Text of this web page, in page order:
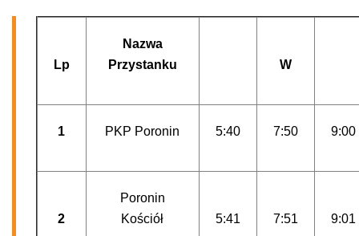
Lp
Nazwa
Przystanku
W
1 PKP Poronin 5:40 7:50 9:00
2
Poronin
Kościół
5:41 7:51 9:01